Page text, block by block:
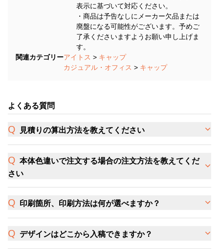
表示に基づいて対応ください。
・商品は予告なしにメーカー欠品または
廃盤になる可能性がございます。予めご
了承くださいますようお願い申し上げま
す。
関連カテゴリーアイトス > キャップ
カジュアル・オフィス > キャップ
よくある質問
見積りの算出方法を教えてください
本体色違いで注文する場合の注文方法を教えてくだ
さい
印刷箇所、印刷方法は何が選べますか？
デザインはどこから入稿できますか？